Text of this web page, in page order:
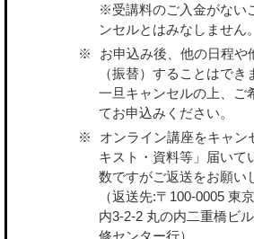
※受講料のご入金がない
ンセルとはみなしません。
お申込み後、他の日程や
（振替）することはでき
一旦キャンセルの上、ご
てお申込みください。
オンライン講座をキャン
キスト・資料等」届いて
数ですがご返送をお願い
（返送先:〒100-0005 東
内3-2-2 丸の内二重橋ビ
修センター行）